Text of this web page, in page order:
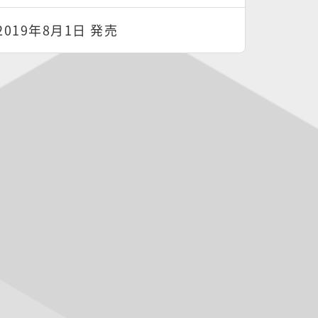
年8月1日 発売